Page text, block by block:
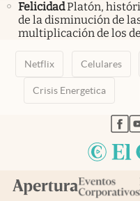
FelicidadPlatón,
de la disminución de
multiplicación de los
Netflix Celulares
Crisis Energetica